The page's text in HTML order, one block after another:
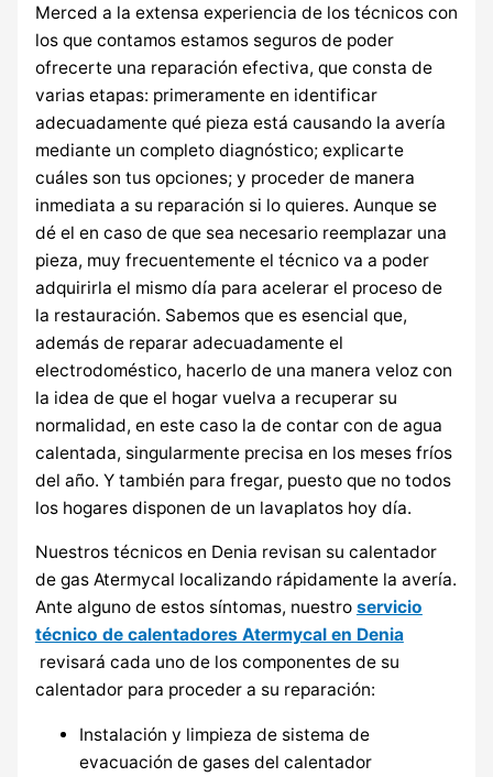
Merced a la extensa experiencia de los técnicos con
los que contamos estamos seguros de poder
ofrecerte una reparación efectiva, que consta de
varias etapas: primeramente en identificar
adecuadamente qué pieza está causando la avería
mediante un completo diagnóstico; explicarte
cuáles son tus opciones; y proceder de manera
inmediata a su reparación si lo quieres. Aunque se
dé el en caso de que sea necesario reemplazar una
pieza, muy frecuentemente el técnico va a poder
adquirirla el mismo día para acelerar el proceso de
la restauración. Sabemos que es esencial que,
además de reparar adecuadamente el
electrodoméstico, hacerlo de una manera veloz con
la idea de que el hogar vuelva a recuperar su
normalidad, en este caso la de contar con de agua
calentada, singularmente precisa en los meses fríos
del año. Y también para fregar, puesto que no todos
los hogares disponen de un lavaplatos hoy día.
Nuestros técnicos en Denia revisan su calentador
de gas Atermycal localizando rápidamente la avería.
Ante alguno de estos síntomas, nuestro servicio
técnico de calentadores Atermycal en Denia
revisará cada uno de los componentes de su
calentador para proceder a su reparación:
Instalación y limpieza de sistema de
evacuación de gases del calentador